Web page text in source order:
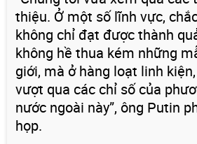
thiệu. Ở một số lĩnh vực,
không chỉ đạt được thành
không hề thua kém những
giới, mà ở hàng loạt linh
vượt qua các chỉ số của
nước ngoài này”, ông Putin
họp.